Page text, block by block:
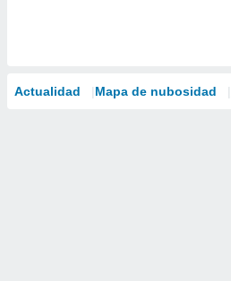
Actualidad Mapa de nubosidad